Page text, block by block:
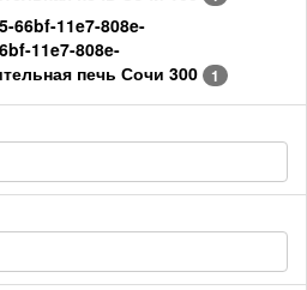
66bf-11e7-808e-
11e7-808e-
печь Сочи 300
1